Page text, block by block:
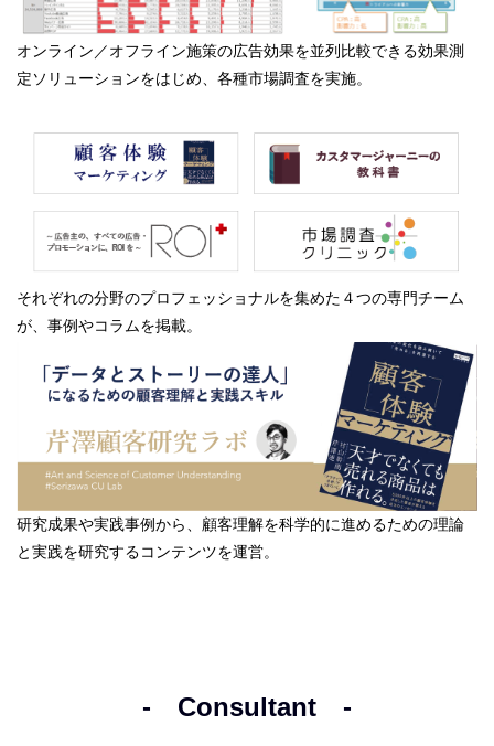
オンライン／オフライン施策の広告効果を並列比較できる効果測
定ソリューションをはじめ、各種市場調査を実施。
それぞれの分野のプロフェッショナルを集めた４つの専門チーム
が、事例やコラムを掲載。
研究成果や実践事例から、顧客理解を科学的に進めるための理論
と実践を研究するコンテンツを運営。
- Consultant -